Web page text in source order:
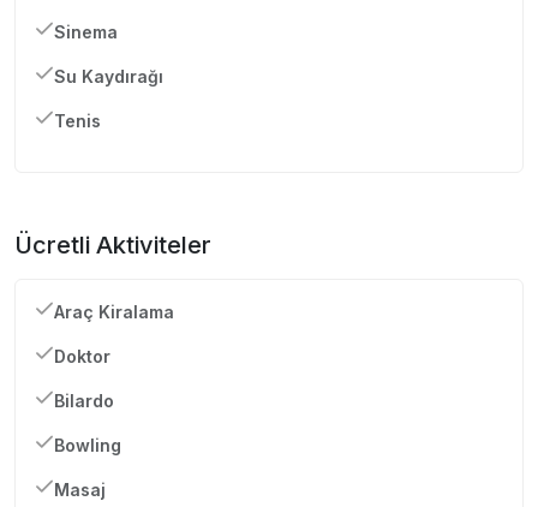
Sinema
Su Kaydırağı
Tenis
Ücretli Aktiviteler
Araç Kiralama
Doktor
Bilardo
Bowling
Masaj